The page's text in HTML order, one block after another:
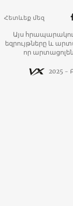
Հետևեք մեզ
Այս
եզրույթները և
որ
2025 -